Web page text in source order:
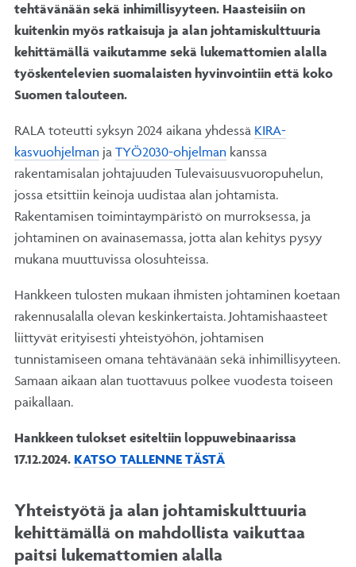
tehtävänään sekä inhimillisyyteen. Haasteisiin on
kuitenkin myös ratkaisuja ja alan johtamiskulttuuria
kehittämällä vaikutamme sekä lukemattomien alalla
työskentelevien suomalaisten hyvinvointiin että koko
Suomen talouteen.
RALA toteutti syksyn 2024 aikana yhdessä KIRA-
kasvuohjelman ja TYÖ2030-ohjelman kanssa
rakentamisalan johtajuuden Tulevaisuusvuoropuhelun,
jossa etsittiin keinoja uudistaa alan johtamista.
Rakentamisen toimintaympäristö on murroksessa, ja
johtaminen on avainasemassa, jotta alan kehitys pysyy
mukana muuttuvissa olosuhteissa.
Hankkeen tulosten mukaan ihmisten johtaminen koetaan
rakennusalalla olevan keskinkertaista. Johtamishaasteet
liittyvät erityisesti yhteistyöhön, johtamisen
tunnistamiseen omana tehtävänään sekä inhimillisyyteen.
Samaan aikaan alan tuottavuus polkee vuodesta toiseen
paikallaan.
Hankkeen tulokset esiteltiin loppuwebinaarissa
17.12.2024. KATSO TALLENNE TÄSTÄ
Yhteistyötä ja alan johtamiskulttuuria
kehittämällä on mahdollista vaikuttaa
paitsi lukemattomien alalla